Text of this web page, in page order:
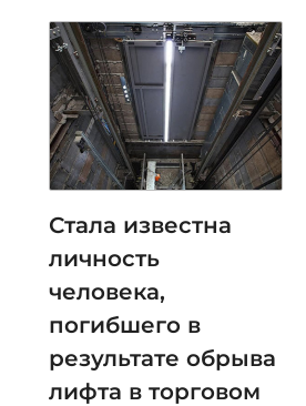
Стала известна
личность
человека,
погибшего в
результате обрыва
лифта в торговом